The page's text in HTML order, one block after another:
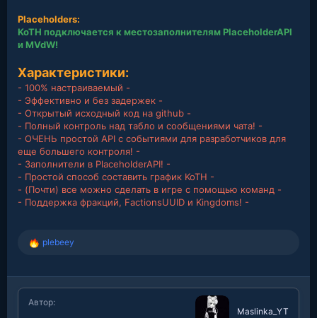
Placeholders:
KoTH подключается к местозаполнителям PlaceholderAPI
и MVdW!
Характеристики:
- 100% настраиваемый -
- Эффективно и без задержек -
- Открытый исходный код на github -
- Полный контроль над табло и сообщениями чата! -
- ОЧЕНЬ простой API с событиями для разработчиков для
еще большего контроля! -
- Заполнители в PlaceholderAPI! -
- Простой способ составить график KoTH -
- (Почти) все можно сделать в игре с помощью команд -
- Поддержка фракций, FactionsUUID и Kingdoms! -
Р
к
ц
и
plebeey
Автор
Maslinka_YT